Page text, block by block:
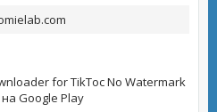
for TikToc No Watermark
Google Play